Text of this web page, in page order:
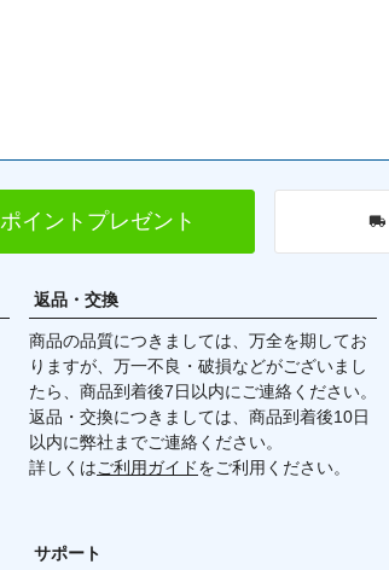
ポイントプレゼント
返品・交換
商品の品質につきましては、万全を期してお
りますが、万一不良・破損などがございまし
たら、商品到着後7日以内にご連絡ください。
返品・交換につきましては、商品到着後10日
以内に弊社までご連絡ください。
詳しくはご利用ガイドをご利用ください。
サポート